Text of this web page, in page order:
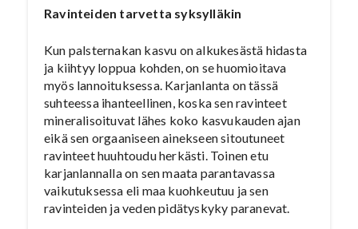
Ravinteiden tarvetta syksylläkin
Kun palsternakan kasvu on alkukesästä hidasta
ja kiihtyy loppua kohden, on se huomioitava
myös lannoituksessa. Karjanlanta on tässä
suhteessa ihanteellinen, koska sen ravinteet
mineralisoituvat lähes koko kasvukauden ajan
eikä sen orgaaniseen ainekseen sitoutuneet
ravinteet huuhtoudu herkästi. Toinen etu
karjanlannalla on sen maata parantavassa
vaikutuksessa eli maa kuohkeutuu ja sen
ravinteiden ja veden pidätyskyky paranevat.